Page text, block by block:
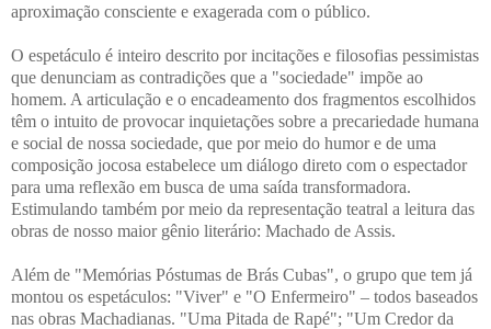
aproximação consciente e exagerada com o público.
O espetáculo é inteiro descrito por incitações e filosofias pessimistas
que denunciam as contradições que a "sociedade" impõe ao
homem. A articulação e o encadeamento dos fragmentos escolhidos
têm o intuito de provocar inquietações sobre a precariedade humana
e social de nossa sociedade, que por meio do humor e de uma
composição jocosa estabelece um diálogo direto com o espectador
para uma reflexão em busca de uma saída transformadora.
Estimulando também por meio da representação teatral a leitura das
obras de nosso maior gênio literário: Machado de Assis.
Além de "Memórias Póstumas de Brás Cubas", o grupo que tem já
montou os espetáculos: "Viver" e "O Enfermeiro" – todos baseados
nas obras Machadianas. "Uma Pitada de Rapé"; "Um Credor da